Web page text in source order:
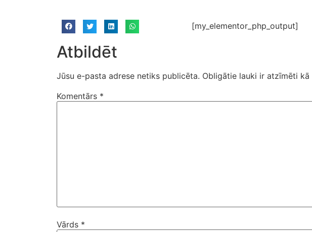
[my_elementor_php_output]
Atbildēt
Jūsu e-pasta adrese netiks publicēta. Obligātie lauki ir atzīmēti kā
Komentārs *
Vārds *